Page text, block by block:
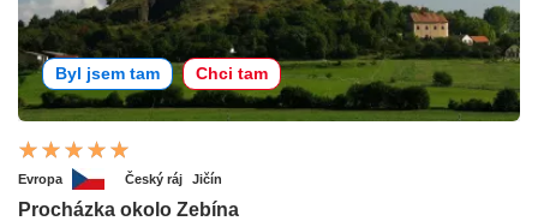
Byl jsem tam Chci tam
Evropa Český ráj Jičín
Procházka okolo Zebína